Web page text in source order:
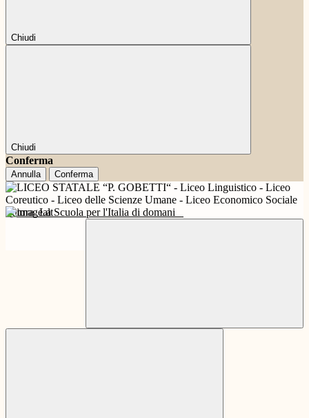
Chiudi
Chiudi
Conferma
Annulla Conferma
Futura La Scuola per l'Italia di domani